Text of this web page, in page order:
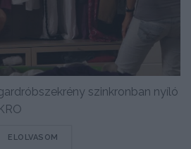
szinkronban nyíló
ELOLVASOM